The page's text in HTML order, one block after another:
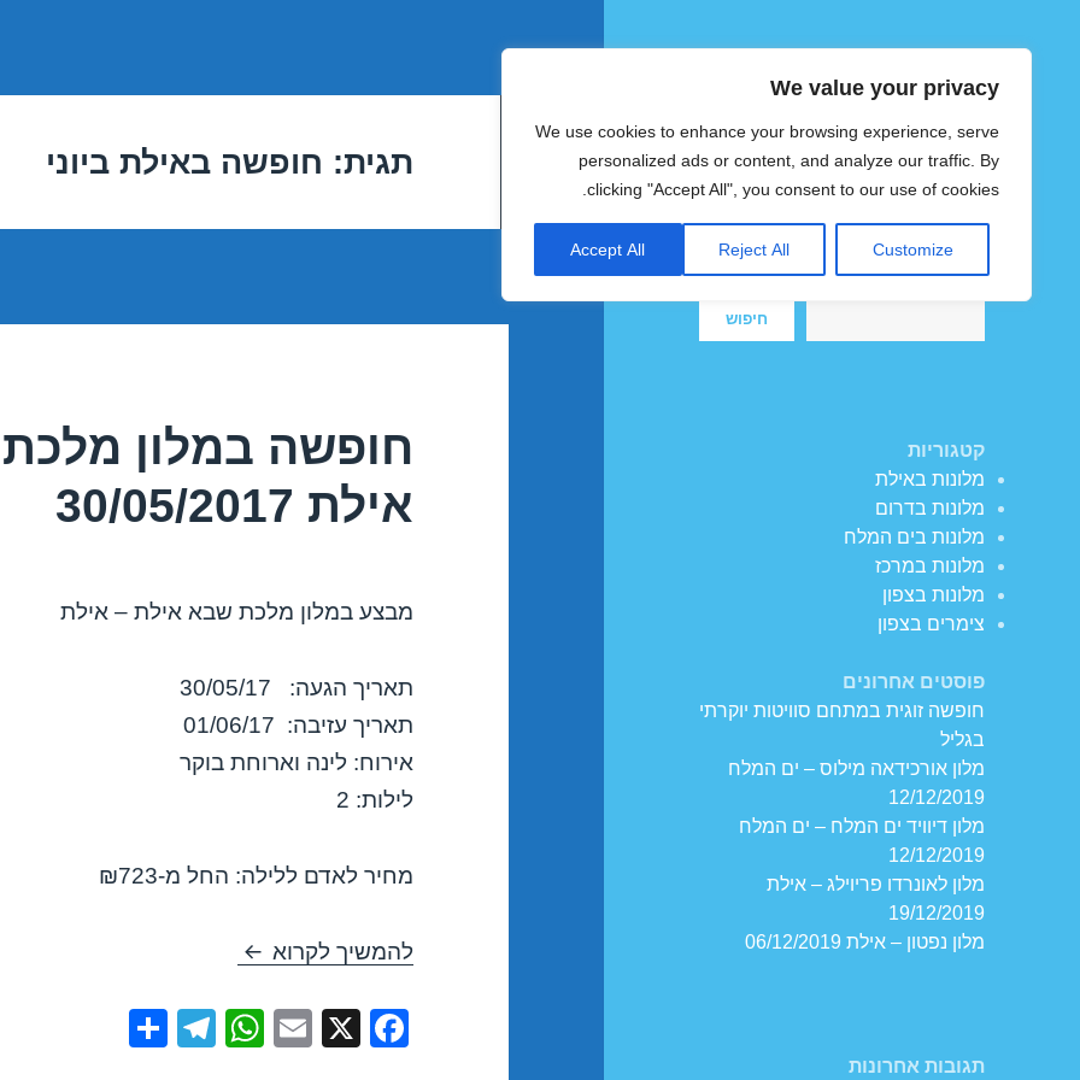
We value your privacy
We use cookies to enhance your browsing experience, serve
personalized ads or content, and analyze our traffic. By
clicking "Accept All", you consent to our use of cookies.
Customize
Reject All
Accept All
צימרים ומלונות זולים בישראל
חיפוש
חיפוש
קטגוריות
מלונות באילת
מלונות בדרום
מלונות בים המלח
מלונות במרכז
מלונות בצפון
צימרים בצפון
פוסטים אחרונים
חופשה זוגית במתחם סוויטות יוקרתי
בגליל
מלון אורכידאה מילוס – ים המלח
12/12/2019
מלון דיוויד ים המלח – ים המלח
12/12/2019
מלון לאונרדו פריוילג – אילת
19/12/2019
מלון נפטון – אילת 06/12/2019
תגובות אחרונות
תגית: חופשה באילת ביוני
חופשה במלון
אילת 30/05/2017
מבצע במלון מלכת שבא אילת – אילת
תאריך הגעה: 30/05/17
תאריך עזיבה: 01/06/17
אירוח: לינה וארוחת בוקר
לילות: 2
מחיר לאדם ללילה: החל מ-₪723
להמשיך לקרוא חופשה במלון מלכת שבא אילת –
F
X
E
W
T